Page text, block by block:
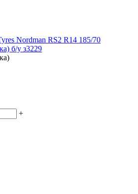
Nordman RS2 R14 185/70
б/у з3229
+